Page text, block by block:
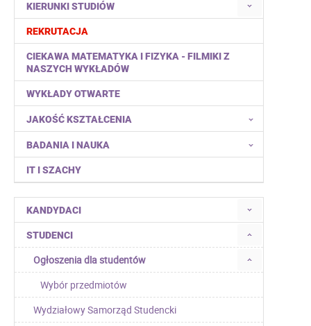
KIERUNKI STUDIÓW
REKRUTACJA
CIEKAWA MATEMATYKA I FIZYKA - FILMIKI Z
NASZYCH WYKŁADÓW
WYKŁADY OTWARTE
JAKOŚĆ KSZTAŁCENIA
BADANIA I NAUKA
IT I SZACHY
KANDYDACI
STUDENCI
Ogłoszenia dla studentów
Wybór przedmiotów
Wydziałowy Samorząd Studencki